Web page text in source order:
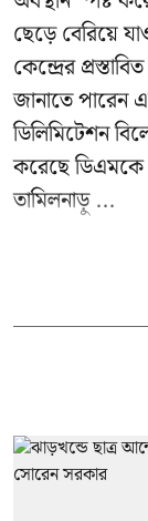
ছেড়ে বেরিয়ে
কেন্দ্রের
জানাতে পারেন
ডিলিমিটেশন
করেছে
তামিলনাড়ু ...